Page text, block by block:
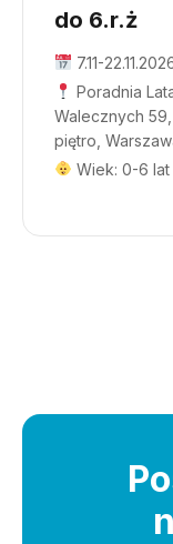
do 6.r.ż
7.11-
Poradnia
Walecznych
piętro,
Wiek: 0-6 lat